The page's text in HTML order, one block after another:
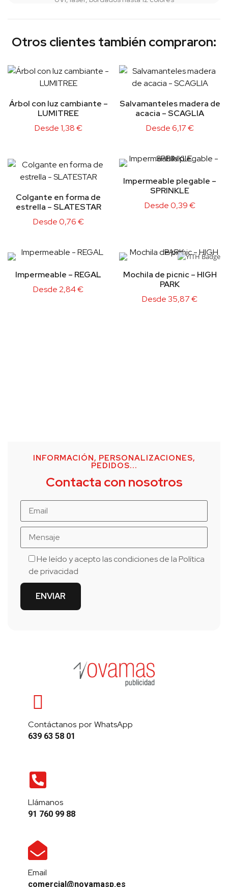
Otros clientes también compraron:
Árbol con luz cambiante –
LUMITREE
Desde1,38€
Salvamanteles madera de
acacia – SCAGLIA
Desde6,17€
Colgante en forma de
estrella – SLATESTAR
Desde0,76€
Impermeable plegable –
SPRINKLE
Desde0,39€
Impermeable – REGAL
Desde2,84€
Mochila de picnic – HIGH
PARK
Desde35,87€
INFORMACIÓN, PERSONALIZACIONES,
PEDIDOS...
Contacta con nosotros
He leído y acepto las condiciones de laPolítica
de privacidad
Contáctanos por WhatsApp
639 63 58 01
Llámanos
91 760 99 88
Email
comercial@novamasp.es